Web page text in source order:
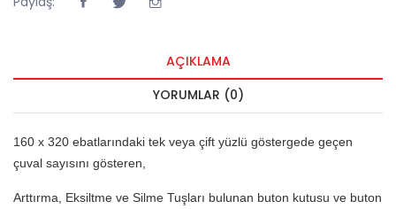
AÇIKLAMA
YORUMLAR (0)
160 x 320 ebatlarındaki tek veya çift yüzlü göstergede geçen
çuval sayısını gösteren,
Arttırma, Eksiltme ve Silme Tuşları bulunan buton kutusu ve buton